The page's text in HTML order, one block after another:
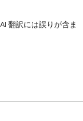
翻訳には誤りが含ま